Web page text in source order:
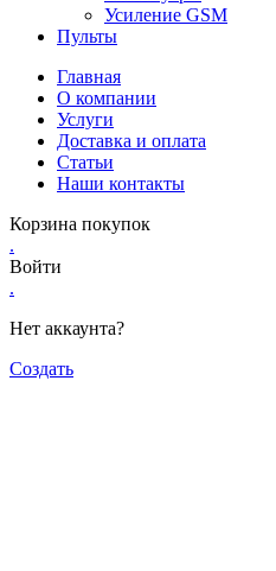
Усиление GSM
Пульты
Главная
О компании
Услуги
Доставка и оплата
Статьи
Наши контакты
Корзина покупок
.
Войти
.
Нет аккаунта?
Создать